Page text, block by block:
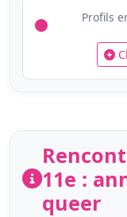
Profils
11e :
queer